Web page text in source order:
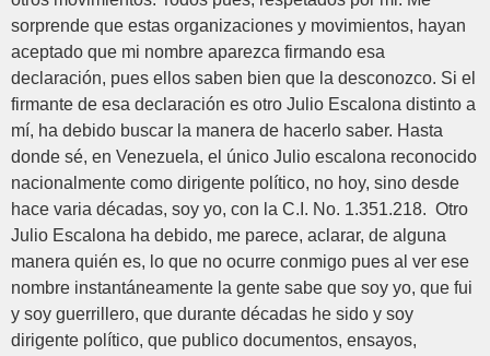
sorprende que estas organizaciones y movimientos, hayan
aceptado que mi nombre aparezca firmando esa
declaración, pues ellos saben bien que la desconozco. Si el
firmante de esa declaración es otro Julio Escalona distinto a
mí, ha debido buscar la manera de hacerlo saber. Hasta
donde sé, en Venezuela, el único Julio escalona reconocido
nacionalmente como dirigente político, no hoy, sino desde
hace varia décadas, soy yo, con la C.I. No. 1.351.218. Otro
Julio Escalona ha debido, me parece, aclarar, de alguna
manera quién es, lo que no ocurre conmigo pues al ver ese
nombre instantáneamente la gente sabe que soy yo, que fui
y soy guerrillero, que durante décadas he sido y soy
dirigente político, que publico documentos, ensayos,